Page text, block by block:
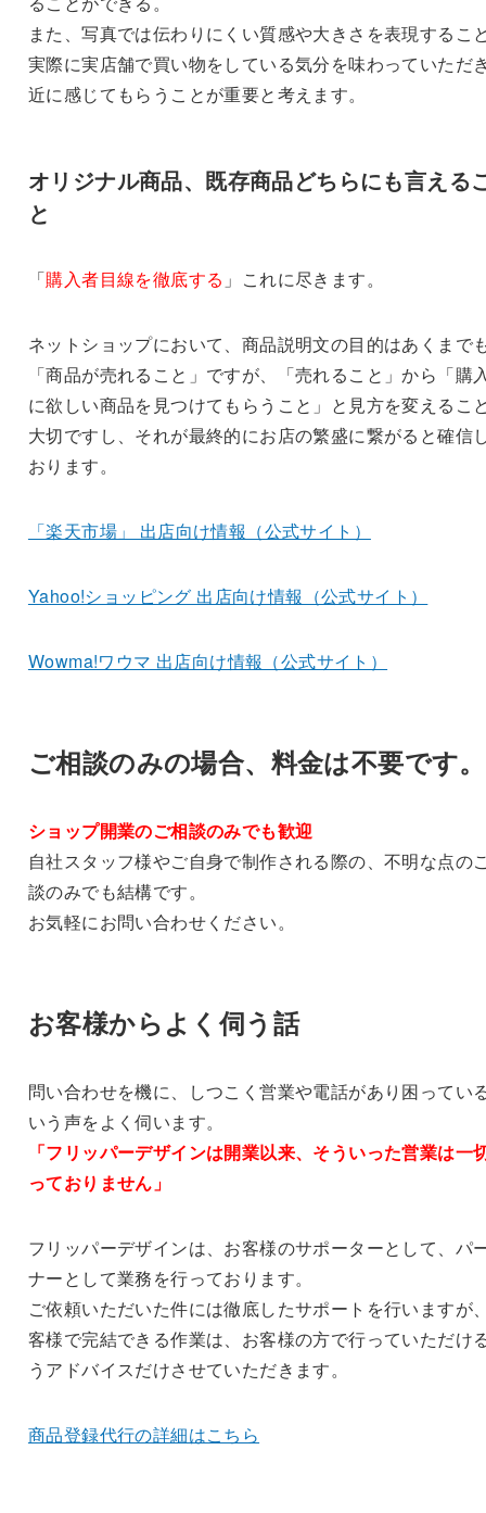
また、写真では伝わりにくい質感や大きさを表現するこ
実際に実店舗で買い物をしている気分を味わっていただ
近に感じてもらうことが重要と考えます。
オリジナル商品、既存商品どちらにも言える
と
「購入者目線を徹底する 」これに尽きます。
ネットショップにおいて、商品説明文の目的はあくまで
「商品が売れること」ですが、「売れること」から「購
に欲しい商品を見つけてもらうこと」と見方を変えるこ
大切ですし、それが最終的にお店の繁盛に繋がると確信
おります。
「楽天市場」 出店向け情報（公式サイト）
Yahoo!ショッピング 出店向け情報（公式サイト）
Wowma!ワウマ 出店向け情報（公式サイト）
ご相談のみの場合、料金は不要です。
ショップ開業のご相談のみでも歓迎
自社スタッフ様やご自身で制作される際の、不明な点の
談のみでも結構です。
お気軽にお問い合わせください。
お客様からよく伺う話
問い合わせを機に、しつこく営業や電話があり困ってい
いう声をよく伺います。
「フリッパーデザインは開業以来、そういった営業は一
っておりません」
フリッパーデザインは、お客様のサポーターとして、パ
ナーとして業務を行っております。
ご依頼いただいた件には徹底したサポートを行いますが
客様で完結できる作業は、お客様の方で行っていただけ
うアドバイスだけさせていただきます。
商品登録代行の詳細はこちら